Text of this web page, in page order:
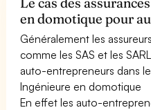
en domotique pour
Généralement les
comme les SAS et les
auto-entrepreneurs dans
Ingénieure en domotique
En effet les auto-